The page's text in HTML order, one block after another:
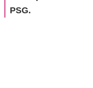
PSG.